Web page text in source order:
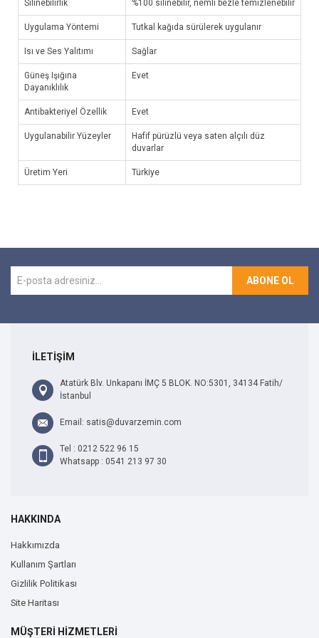
Silinebilirlik %100 silinebilir, nemli bezle temizlenebilir
Uygulama Yöntemi Tutkal kağıda sürülerek uygulanır
Isı ve Ses Yalıtımı Sağlar
Güneş Işığına
Dayanıklılık
Evet
Antibakteriyel Özellik Evet
Uygulanabilir Yüzeyler
Hafif pürüzlü veya saten alçılı düz
duvarlar
Üretim Yeri Türkiye
ABONE OL
İLETİŞİM
Atatürk Blv. Unkapanı İMÇ 5 BLOK. NO:5301, 34134 Fatih/
İstanbul
Email: satis@duvarzemin.com
Tel : 0212 522 96 15
Whatsapp : 0541 213 97 30
HAKKINDA
Hakkımızda
Kullanım Şartları
Gizlilik Politikası
Site Haritası
MÜŞTERİ HİZMETLERİ